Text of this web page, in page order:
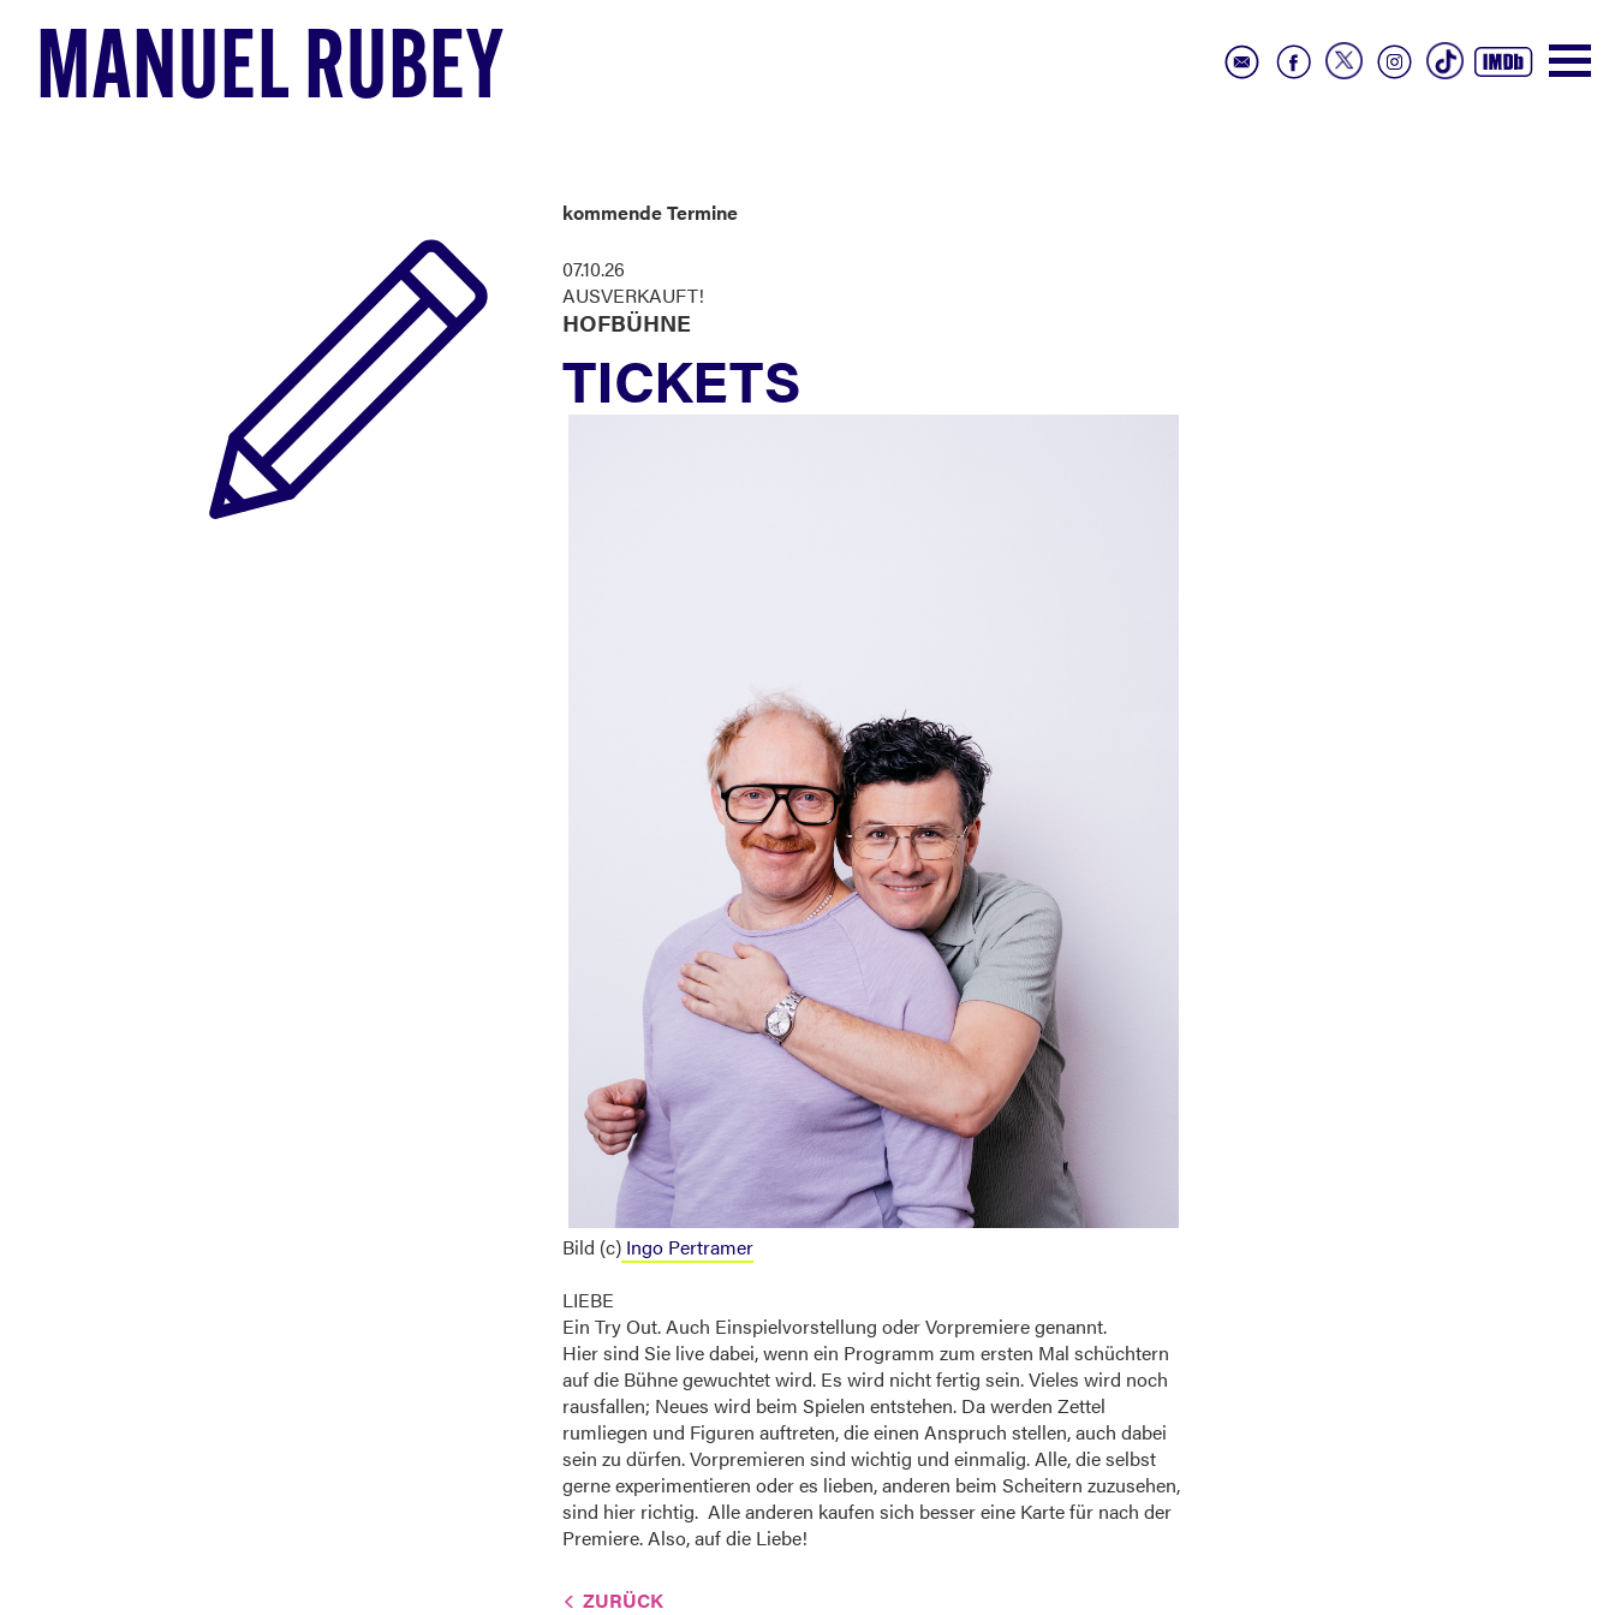
MANUEL RUBEY
kommende Termine
07.10.26
AUSVERKAUFT!
HOFBÜHNE
TICKETS
Bild (c) Ingo Pertramer
LIEBE
Ein Try Out. Auch Einspielvorstellung oder Vorpremiere genannt.
Hier sind Sie live dabei, wenn ein Programm zum ersten Mal schüchtern
auf die Bühne gewuchtet wird. Es wird nicht fertig sein. Vieles wird noch
rausfallen; Neues wird beim Spielen entstehen. Da werden Zettel
rumliegen und Figuren auftreten, die einen Anspruch stellen, auch dabei
sein zu dürfen. Vorpremieren sind wichtig und einmalig. Alle, die selbst
gerne experimentieren oder es lieben, anderen beim Scheitern zuzusehen,
sind hier richtig. Alle anderen kaufen sich besser eine Karte für nach der
Premiere. Also, auf die Liebe!
ZURÜCK